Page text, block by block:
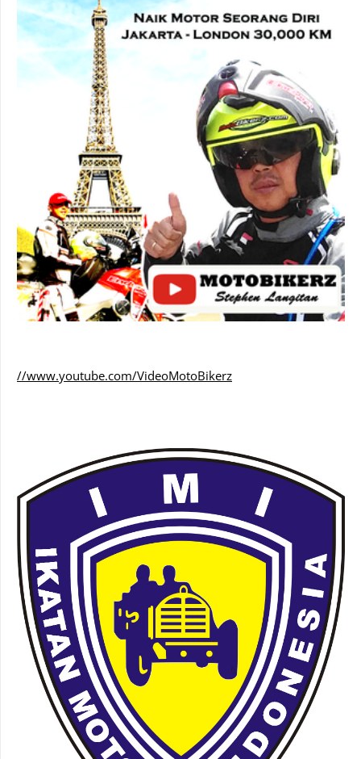
//www.youtube.com/VideoMotoBikerz